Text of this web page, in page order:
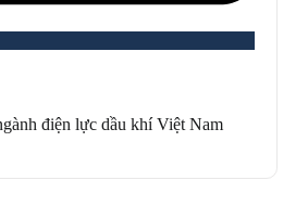
điện lực dầu khí Việt Nam